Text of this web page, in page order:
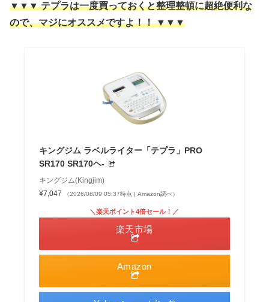
▼▼▼ テプラは一度買っておくと整理整頓に超絶便利な
ので、マジにオススメですよ！！▼▼▼
キングジム ラベルライター「テプラ」PRO
SR170 SR170ヘ-
キングジム(Kingjim)
¥7,047
（2026/08/09 05:37時点 | Amazon調べ）
Amazon
＼楽天ポイント4倍セール！／
楽天市場